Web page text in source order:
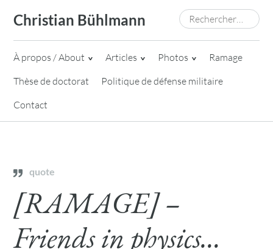
content
Christian Bühlmann Rechercher :
À propos / About Articles Photos
Ramage
Thèse de doctorat
Politique de défense militaire
Contact
quote
[RAMAGE] –
Friends in physics…